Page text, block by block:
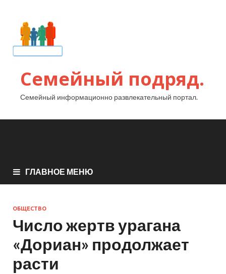
Семейный подряд.
Семейный информационно развлекательный портал.
ГЛАВНОЕ МЕНЮ
ОБЩЕСТВО
Число жертв урагана
«Дориан» продолжает
расти